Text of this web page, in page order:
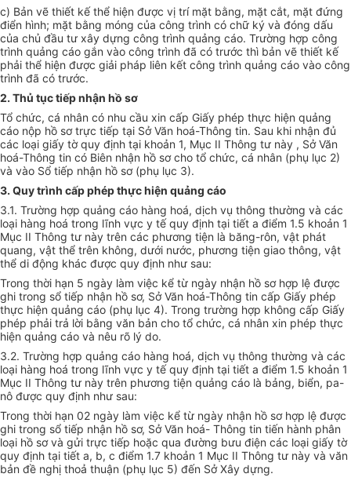
c) Bản vẽ thiết kế thể hiện được vị trí mặt bằng, mặt cắt, mặt đứng
điển hình; mặt bằng móng của công trình có chữ ký và đóng dấu
của chủ đầu tư xây dựng công trình quảng cáo. Trường hợp công
trình quảng cáo gắn vào công trình đã có trước thì bản vẽ thiết kế
phải thể hiện được giải pháp liên kết công trình quảng cáo vào công
trình đã có trước.
2. Thủ tục tiếp nhận hồ sơ
Tổ chức, cá nhân có nhu cầu xin cấp Giấy phép thực hiện quảng
cáo nộp hồ sơ trực tiếp tại Sở Văn hoá-Thông tin. Sau khi nhận đủ
các loại giấy tờ quy định tại khoản 1, Mục II Thông tư này , Sở Văn
hoá-Thông tin có Biên nhận hồ sơ cho tổ chức, cá nhân (phụ lục 2)
và vào Sổ tiếp nhận hồ sơ (phụ lục 3).
3. Quy trình cấp phép thực hiện quảng cáo
3.1. Trường hợp quảng cáo hàng hoá, dịch vụ thông thường và các
loại hàng hoá trong lĩnh vực y tế quy định tại tiết a điểm 1.5 khoản 1
Mục II Thông tư này trên các phương tiện là băng-rôn, vật phát
quang, vật thể trên không, dưới nước, phương tiện giao thông, vật
thể di động khác được quy định như sau:
Trong thời hạn 5 ngày làm việc kể từ ngày nhận hồ sơ hợp lệ được
ghi trong sổ tiếp nhận hồ sơ, Sở Văn hoá-Thông tin cấp Giấy phép
thực hiện quảng cáo (phụ lục 4). Trong trường hợp không cấp Giấy
phép phải trả lời bằng văn bản cho tổ chức, cá nhân xin phép thực
hiện quảng cáo và nêu rõ lý do.
3.2. Trường hợp quảng cáo hàng hoá, dịch vụ thông thường và các
loại hàng hoá trong lĩnh vực y tế quy định tại tiết a điểm 1.5 khoản 1
Mục II Thông tư này trên phương tiện quảng cáo là bảng, biển, pa-
nô được quy định như sau:
Trong thời hạn 02 ngày làm việc kể từ ngày nhận hồ sơ hợp lệ được
ghi trong sổ tiếp nhận hồ sơ, Sở Văn hoá- Thông tin tiến hành phân
loại hồ sơ và gửi trực tiếp hoặc qua đường bưu điện các loại giấy tờ
quy định tại tiết a, b, c điểm 1.7 khoản 1 Mục II Thông tư này và văn
bản đề nghị thoả thuận (phụ lục 5) đến Sở Xây dựng.